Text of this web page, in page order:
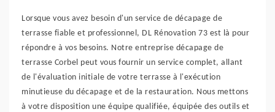
Lorsque vous avez besoin d'un service de décapage de
terrasse fiable et professionnel, DL Rénovation 73 est là pour
répondre à vos besoins. Notre entreprise décapage de
terrasse Corbel peut vous fournir un service complet, allant
de l'évaluation initiale de votre terrasse à l'exécution
minutieuse du décapage et de la restauration. Nous mettons
à votre disposition une équipe qualifiée, équipée des outils et